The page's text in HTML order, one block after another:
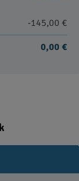
-145,00 €
0,00 €